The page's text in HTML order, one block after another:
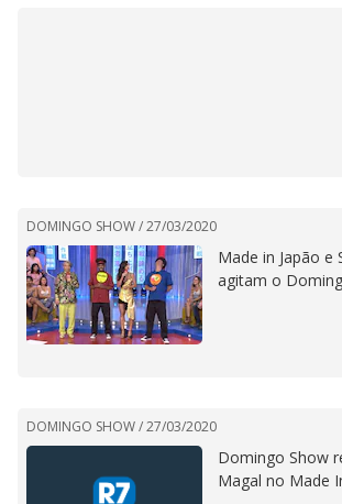
DOMINGO SHOW /27/03/2020
Made in Japão e
agitam o
DOMINGO SHOW /27/03/2020
Domingo Show
Magal no Made